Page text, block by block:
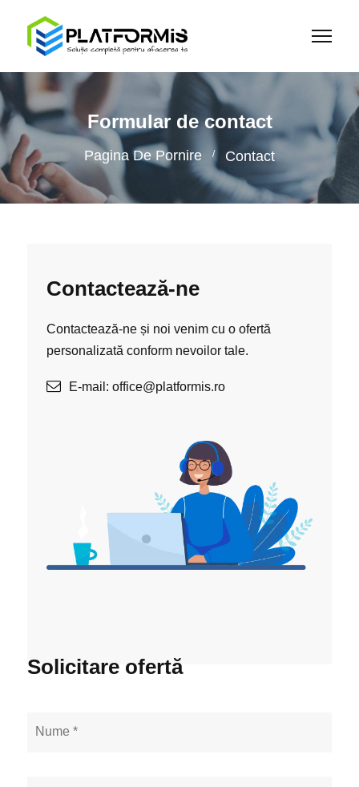
Formular de contact
Pagina De Pornire Contact
Solicitare ofertă
Contactează-ne
Contactează-ne și noi venim cu o ofertă
personalizată conform nevoilor tale.
E-mail: office@platformis.ro